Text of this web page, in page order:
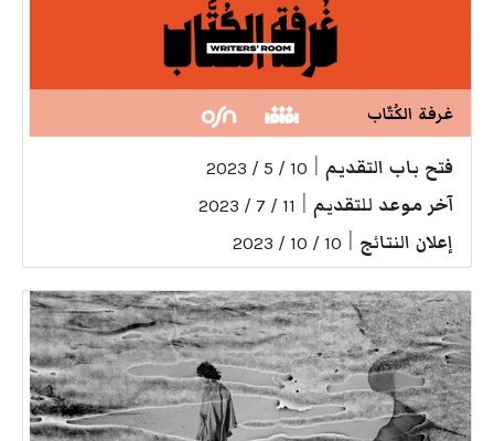
غرفة الكُتّاب
فتح باب التقديم 10 / 5 / 2023
آخر موعد للتقديم 11 / 7 / 2023
إعلان النتائج 10 / 10 / 2023